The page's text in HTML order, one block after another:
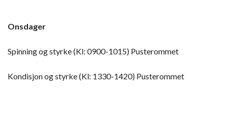
Onsdager
Spinning og styrke (Kl: 0900-1015) Pusterommet
Kondisjon og styrke (Kl: 1330-1420) Pusterommet